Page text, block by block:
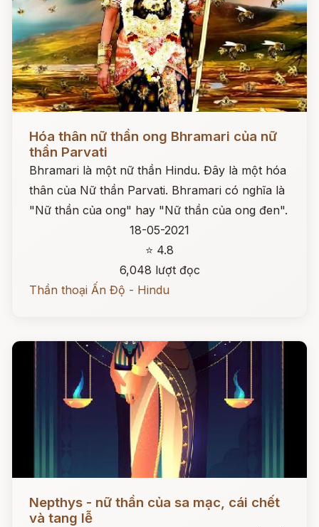
Hóa thân nữ thần ong Bhramari của nữ
thần Parvati
Bhramari là một nữ thần Hindu. Đây là một hóa
thân của Nữ thần Parvati. Bhramari có nghĩa là
"Nữ thần của ong" hay "Nữ thần của ong đen".
18-05-2021
⭐ 4.8
6,048 lượt đọc
Thần thoại Ấn Độ - Hindu
Nepthys - nữ thần của sa mạc, cái chết
và tang lễ